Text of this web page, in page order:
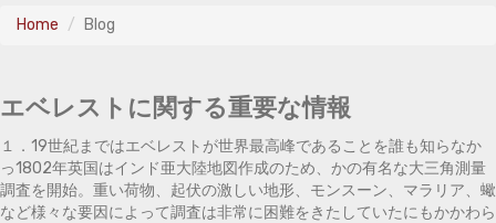
Home Blog
エベレストに関する重要な情報
１．19世紀まではエベレストが世界最高峰であることを誰も知らなか
っ1802年英国はインド亜大陸地図作成のため、かの有名な大三角測量
調査を開始。重い荷物、起伏の激しい地形、モンスーン、マラリア、蠍
など様々な要因によって調査は非常に困難をきたしていたにもかかわら